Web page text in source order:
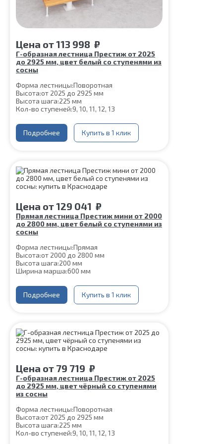
Цена от113 998 ₽
Г-образная лестница Престиж от 2025
до 2925 мм, цвет белый со ступенями из
сосны
Форма лестницы:Поворотная
Высота:от 2025 до 2925 мм
Высота шага:225 мм
Кол-во ступеней:9, 10, 11, 12, 13
Глубина ступени:
300 мм
Ширина марша:
900 мм
Материал каркаса:Сталь
Угол наклона:45°
Срок гарантии (на металлокаркас):25 лет
Подробнее Купить в 1 клик
Цена от129 041 ₽
Прямая лестница Престиж мини от 2000
до 2800 мм, цвет белый со ступенями из
сосны
Форма лестницы:Прямая
Высота:от 2000 до 2800 мм
Высота шага:200 мм
Ширина марша:600 мм
Толщина ступени:40 мм
Угол наклона:
Глубина ступени:
300 мм
Срок гарантии (на металлокаркас):25 лет
Подробнее Купить в 1 клик
Цена от 79 719 ₽
Г-образная лестница Престиж от 2025
до 2925 мм, цвет чёрный со ступенями
из сосны
Форма лестницы:Поворотная
Высота:от 2025 до 2925 мм
Высота шага:225 мм
Кол-во ступеней:9, 10, 11, 12, 13